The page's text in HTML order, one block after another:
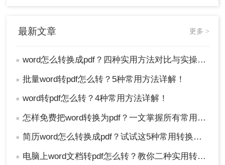
最新文章 更多 >
● word怎么转换成pdf？四种实用方法对比与实操指南（附详细表格）！
● 批量word转pdf怎么转？5种常用方法详解！
● word转pdf怎么转？4种常用方法详解！
● 怎样免费把word转换为pdf？一文掌握所有常用方法！
● 简历word怎么转换成pdf？试试这5种常用转换方法！
● 电脑上word文档转pdf怎么转？教你二种实用转换方法！